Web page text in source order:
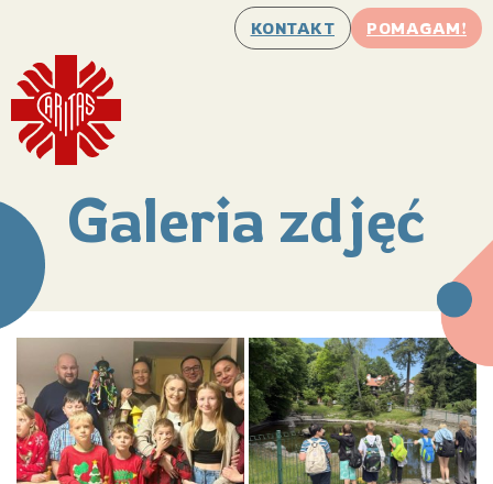
KONTAKT POMAGAM!
Galeria zdjęć